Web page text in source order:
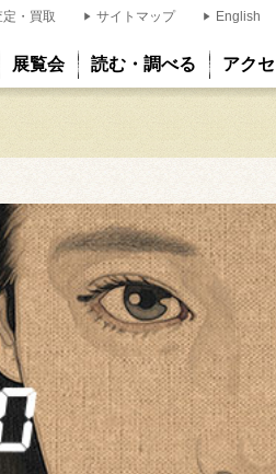
展覧会 読む・調べる アク
・買取 サイトマップ English